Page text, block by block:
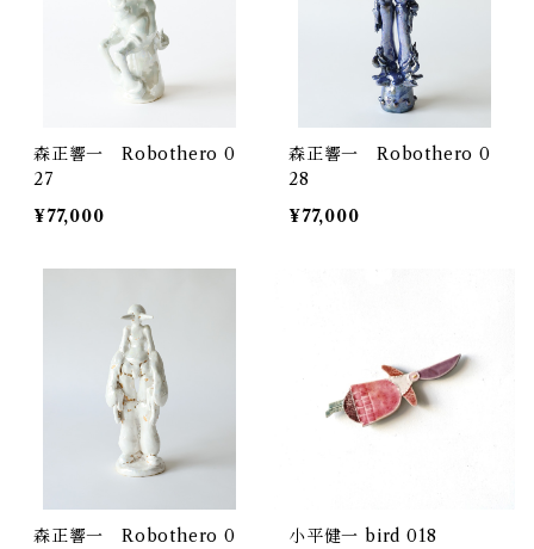
森正響一 Robothero 0
27
¥77,000
森正響一 Robothero 0
28
¥77,000
森正響一 Robothero 0
小平健一 bird 018